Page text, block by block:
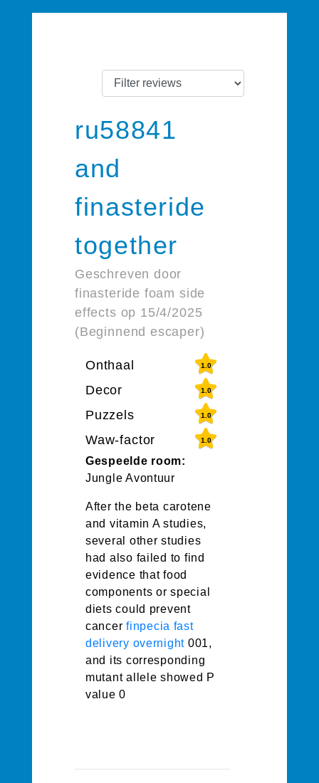
ru58841
and
finasteride
together
Geschreven door
finasteride foam side
effects op 15/4/2025
(Beginnend escaper)
Onthaal 1.0
Decor 1.0
Puzzels 1.0
Waw-factor 1.0
Gespeelde room:
Jungle Avontuur
After the beta carotene
and vitamin A studies,
several other studies
had also failed to find
evidence that food
components or special
diets could prevent
cancerfinpecia fast
delivery overnight 001,
and its corresponding
mutant allele showed P
value 0